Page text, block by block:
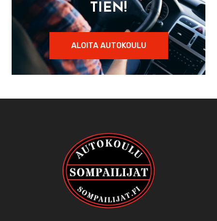
TIEN!
ALOITA AUTOKOULU